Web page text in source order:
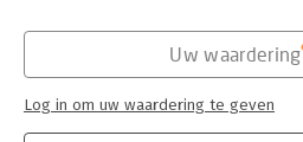
Uw waardering
Log in om uw waardering te geven